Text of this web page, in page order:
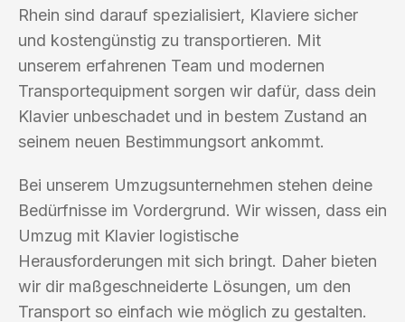
Rhein sind darauf spezialisiert, Klaviere sicher
und kostengünstig zu transportieren. Mit
unserem erfahrenen Team und modernen
Transportequipment sorgen wir dafür, dass dein
Klavier unbeschadet und in bestem Zustand an
seinem neuen Bestimmungsort ankommt.
Bei unserem Umzugsunternehmen stehen deine
Bedürfnisse im Vordergrund. Wir wissen, dass ein
Umzug mit Klavier logistische
Herausforderungen mit sich bringt. Daher bieten
wir dir maßgeschneiderte Lösungen, um den
Transport so einfach wie möglich zu gestalten.